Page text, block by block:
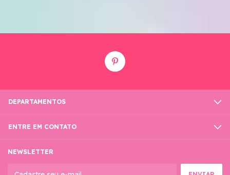
DEPARTAMENTOS
ENTRE EM CONTATO
NEWSLETTER